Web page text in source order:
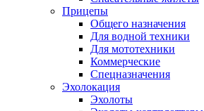
Прицепы
Общего назначения
Для водной техники
Для мототехники
Коммерческие
Спецназначения
Эхолокация
Эхолоты